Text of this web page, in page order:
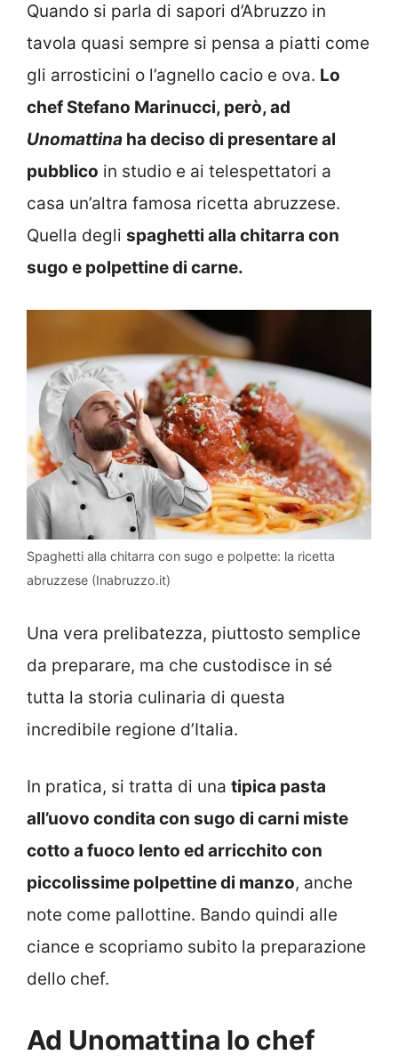
Quando si parla di sapori d’Abruzzo in
tavola quasi sempre si pensa a piatti come
gli arrosticini o l’agnello cacio e ova. Lo
chef Stefano Marinucci, però, ad
Unomattina ha deciso di presentare al
pubblico in studio e ai telespettatori a
casa un’altra famosa ricetta abruzzese.
Quella degli spaghetti alla chitarra con
sugo e polpettine di carne.
Spaghetti alla chitarra con sugo e polpette: la ricetta
abruzzese (Inabruzzo.it)
Una vera prelibatezza, piuttosto semplice
da preparare, ma che custodisce in sé
tutta la storia culinaria di questa
incredibile regione d’Italia.
In pratica, si tratta di una tipica pasta
all’uovo condita con sugo di carni miste
cotto a fuoco lento ed arricchito con
piccolissime polpettine di manzo, anche
note come pallottine. Bando quindi alle
ciance e scopriamo subito la preparazione
dello chef.
Ad Unomattina lo chef